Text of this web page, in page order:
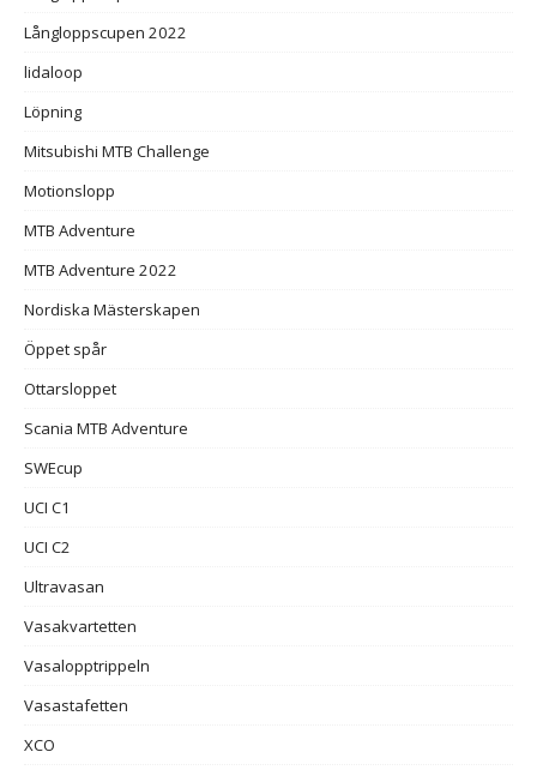
Långloppscupen 2022
lidaloop
Löpning
Mitsubishi MTB Challenge
Motionslopp
MTB Adventure
MTB Adventure 2022
Nordiska Mästerskapen
Öppet spår
Ottarsloppet
Scania MTB Adventure
SWEcup
UCI C1
UCI C2
Ultravasan
Vasakvartetten
Vasalopptrippeln
Vasastafetten
XCO